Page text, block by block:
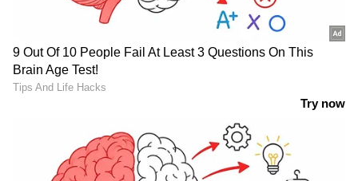
Image Credit : Getty
കിഡ്നി സ്റ്റോണിന്റെ പ്രധാന
കാരണങ്ങളിലൊന്ന് നിർജ്ജലീകരണമാണ്.
കിഡ്നി സ്റ്റോണിന്റെ പ്രധാന കാരണങ്ങളിലൊന്ന്
നിർജ്ജലീകരണമാണ്. ശരീരത്തിന്